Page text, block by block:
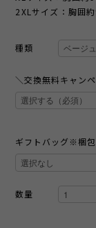
2XLサイズ：胸囲
種類
＼交換無料キャン
ギフトバッグ※梱
数量